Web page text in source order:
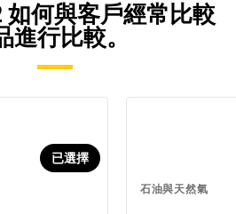
如何與客戶經常比較
進行比較。
已選擇
石油與天然氣